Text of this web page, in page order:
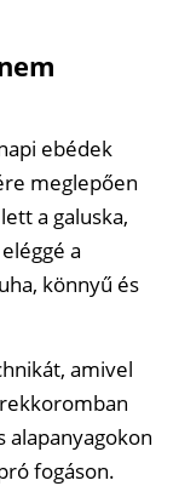
ebédek
meglepően
a galuska,
a
könnyű és
amivel
alapanyagokon
fogáson.